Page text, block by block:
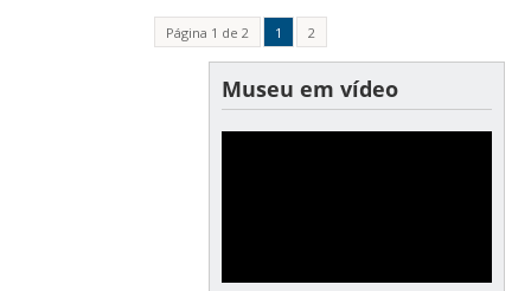
Página 1 de 2 1 2
Museu em vídeo